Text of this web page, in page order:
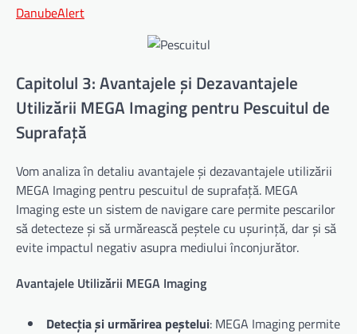
DanubeAlert
Capitolul 3: Avantajele și Dezavantajele
Utilizării MEGA Imaging pentru Pescuitul de
Suprafață
Vom analiza în detaliu avantajele și dezavantajele utilizării
MEGA Imaging pentru pescuitul de suprafață. MEGA
Imaging este un sistem de navigare care permite pescarilor
să detecteze și să urmărească peștele cu ușurință, dar și să
evite impactul negativ asupra mediului înconjurător.
Avantajele Utilizării MEGA Imaging
Detecția și urmărirea peștelui: MEGA Imaging permite